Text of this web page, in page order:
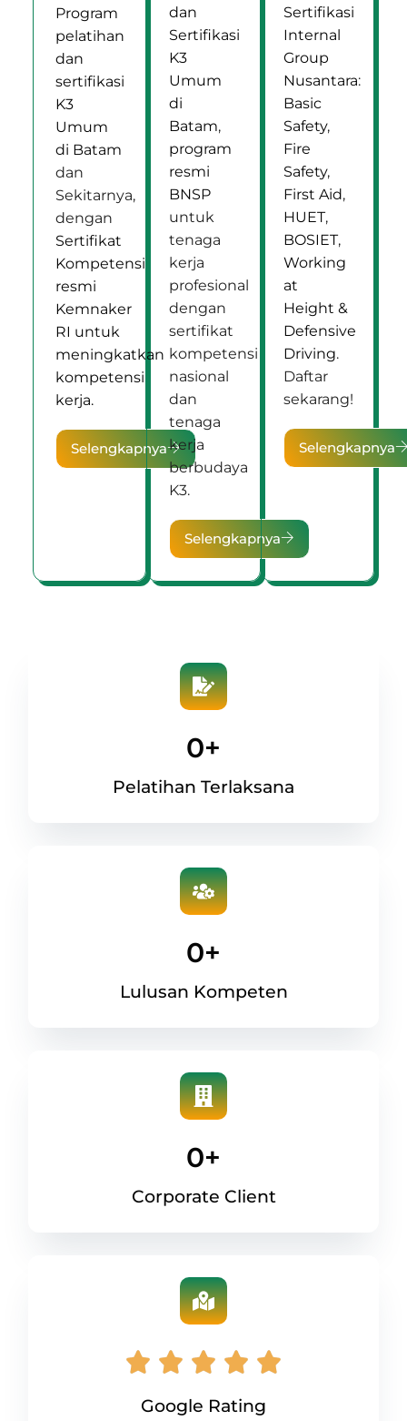
Program
pelatihan
dan
sertifikasi
K3
Umum
di Batam
dan
Sekitarnya,
dengan
Sertifikat
Kompetensi
resmi
Kemnaker
RI untuk
meningkatkan
kompetensi
kerja.
Selengkapnya
dan
Sertifikasi
K3
Umum
di
Batam,
program
resmi
BNSP
untuk
tenaga
kerja
profesional
dengan
sertifikat
kompetensi
nasional
dan
tenaga
kerja
berbudaya
K3.
Selengkapnya
Sertifikasi
Internal
Group
Nusantara:
Basic
Safety,
Fire
Safety,
First Aid,
HUET,
BOSIET,
Working
at
Height &
Defensive
Driving.
Daftar
sekarang!
Selengkapnya
0+
Pelatihan Terlaksana
0+
Lulusan Kompeten
0+
Corporate Client
Google Rating